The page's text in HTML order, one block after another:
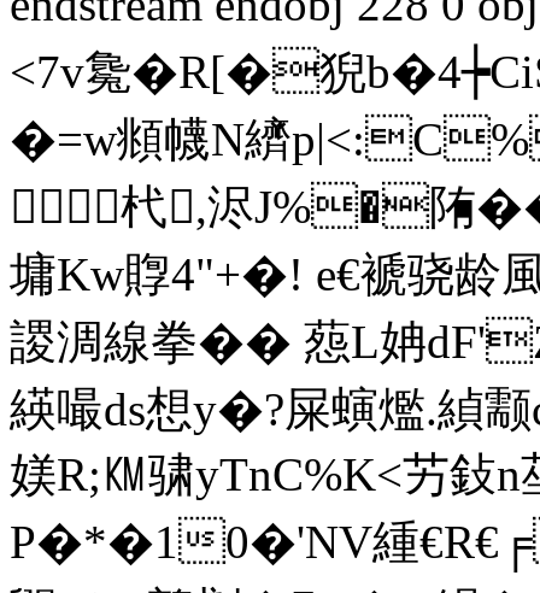
<7v毚�R[�猊
�=w頫幭N纃
杙,浕J%�陏
墉Kw賯4"+�! e€褫骁龄
謖淍線拳�� 葾L姌
緓嘬ds想y�?屎螾爁.緽
媄R;㏎骕yTnC%K<艻
P�*�10�'NV緟€R€╒